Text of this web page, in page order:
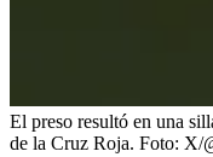
El preso resultó en una
de la Cruz Roja. Foto: X/